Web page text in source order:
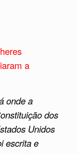
a
onde a
dos
Unidos
escrita e